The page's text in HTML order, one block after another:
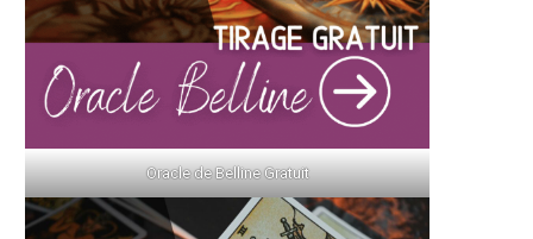
Oracle de Belline Gratuit